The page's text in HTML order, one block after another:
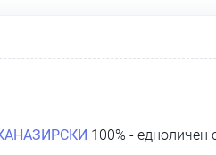
100% - едноличен